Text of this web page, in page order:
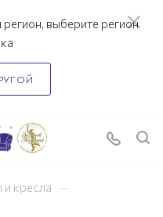
выберите регион
и кресла —